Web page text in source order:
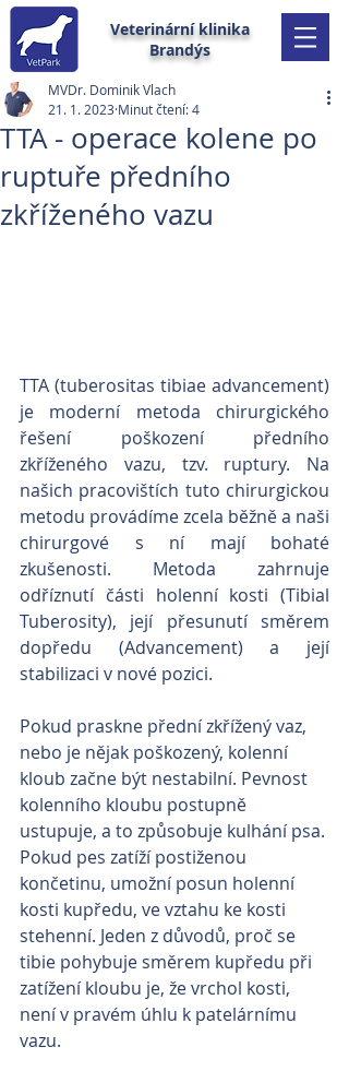
Veterinární klinika
Brandýs
TTA - operace kolene po
ruptuře předního
zkříženého vazu
MVDr. Dominik Vlach
21. 1. 2023 Minut čtení: 4
TTA (tuberositas tibiae advancement)
je moderní metoda chirurgického
řešení poškození předního
zkříženého vazu, tzv. ruptury. Na
našich pracovištích tuto chirurgickou
metodu provádíme zcela běžně a naši
chirurgové s ní mají bohaté
zkušenosti. Metoda zahrnuje
odříznutí části holenní kosti (Tibial
Tuberosity), její přesunutí směrem
dopředu (Advancement) a její
stabilizaci v nové pozici.
Pokud praskne přední zkřížený vaz,
nebo je nějak poškozený, kolenní
kloub začne být nestabilní. Pevnost
kolenního kloubu postupně
ustupuje, a to způsobuje kulhání psa.
Pokud pes zatíží postiženou
končetinu, umožní posun holenní
kosti kupředu, ve vztahu ke kosti
stehenní. Jeden z důvodů, proč se
tibie pohybuje směrem kupředu při
zatížení kloubu je, že vrchol kosti,
není v pravém úhlu k patelárnímu
vazu.